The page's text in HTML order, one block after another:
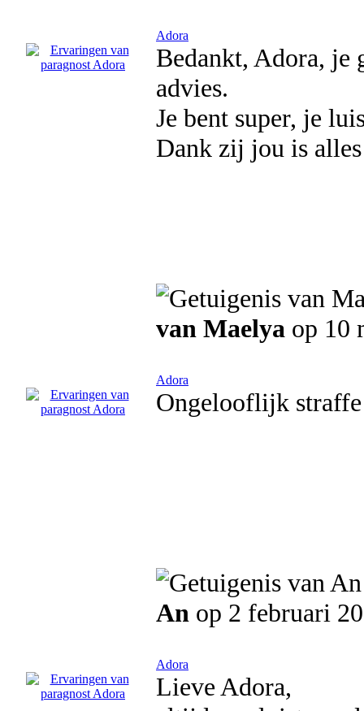
Adora
Bedankt, Adora, je
advies.
Je bent super, je
Dank zij jou is
van Maelya op 10
Adora
Ongelooflijk straffe
An op 2 februari
Adora
Lieve Adora,